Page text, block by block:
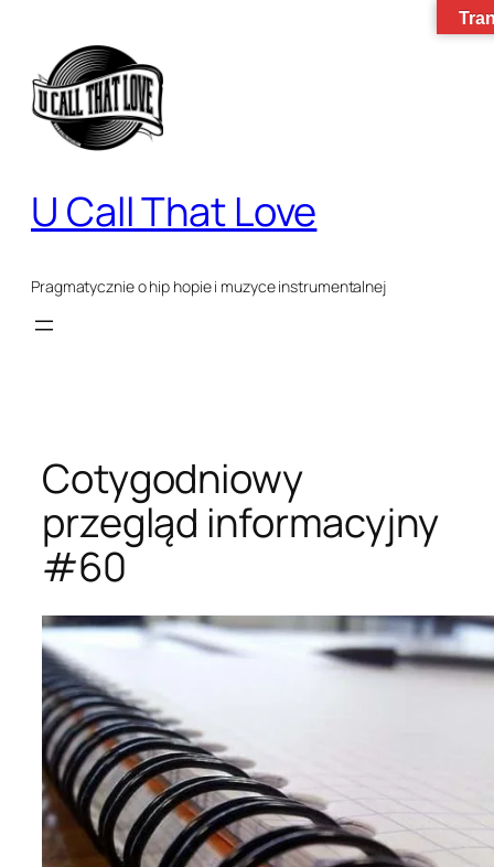
treści
U Call That Love
Pragmatycznie o hip hopie i muzyce instrumentalnej
Cotygodniowy
przegląd informacyjny
#60